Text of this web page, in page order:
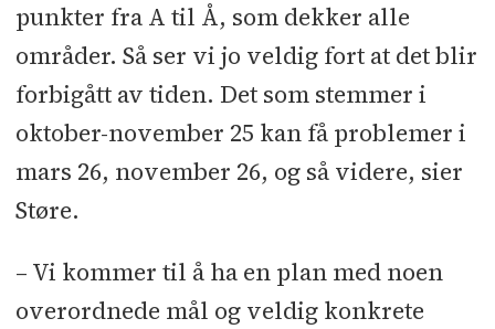
punkter fra A til Å, som dekker alle
områder. Så ser vi jo veldig fort at det blir
forbigått av tiden. Det som stemmer i
oktober-november 25 kan få problemer i
mars 26, november 26, og så videre, sier
Støre.
– Vi kommer til å ha en plan med noen
overordnede mål og veldig konkrete